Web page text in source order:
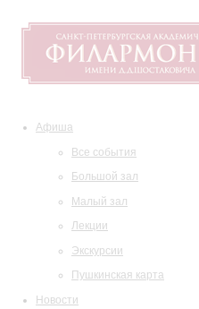
Афиша
Все события
Большой зал
Малый зал
Лекции
Экскурсии
Пушкинская карта
Новости